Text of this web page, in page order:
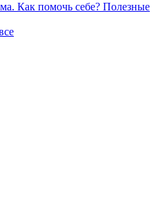
Как помочь себе? Полезные